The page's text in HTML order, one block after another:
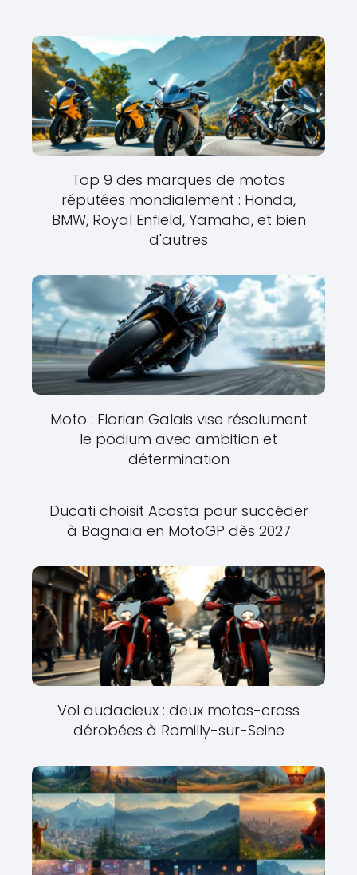
Top 9 des marques de motos
réputées mondialement : Honda,
BMW, Royal Enfield, Yamaha, et bien
d'autres
Moto : Florian Galais vise résolument
le podium avec ambition et
détermination
Ducati choisit Acosta pour succéder
à Bagnaia en MotoGP dès 2027
Vol audacieux : deux motos-cross
dérobées à Romilly-sur-Seine